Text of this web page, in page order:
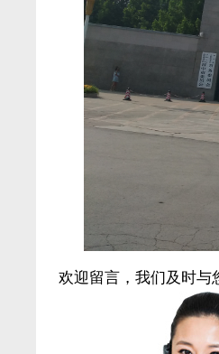
欢迎留言，我们及时与